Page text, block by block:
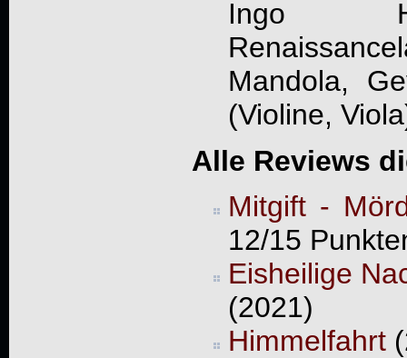
Ingo
Mandola,
(Violine,
Alle Reviews
Mitgift -
12/15
Eisheilige
(2021)
Himmelfahrt